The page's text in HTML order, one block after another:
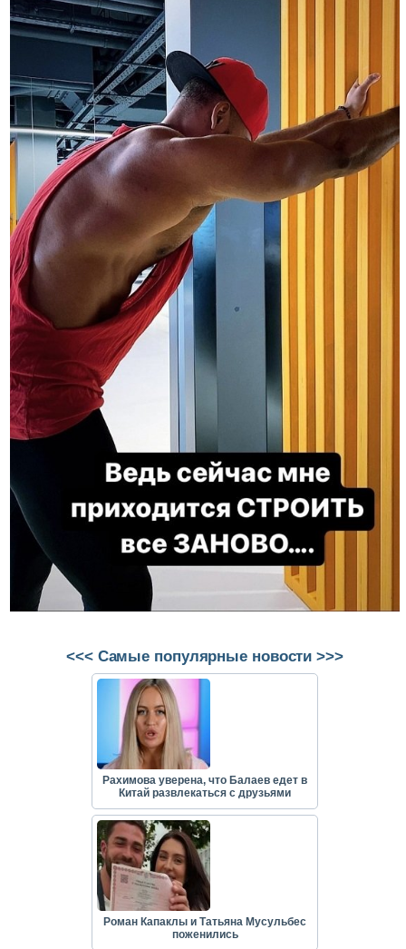
<<< Самые популярные новости >>>
Рахимова уверена, что Балаев едет в
Китай развлекаться с друзьями
Роман Капаклы и Татьяна Мусульбес
поженились